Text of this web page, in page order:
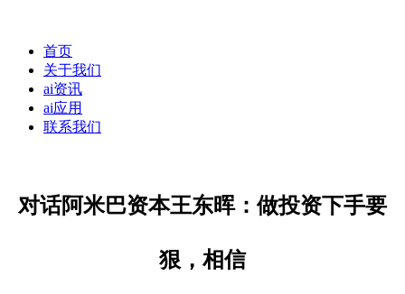
首页
关于我们
ai资讯
ai应用
联系我们
对话阿米巴资本王东晖：做投资下手要
狠，相信